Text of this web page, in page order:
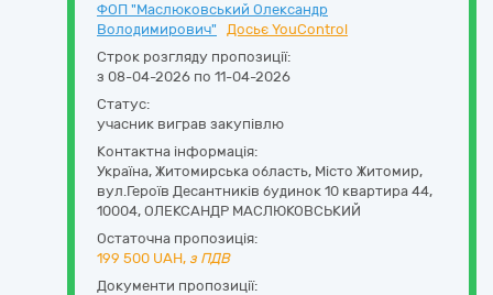
ФОП "Маслюковський Олександр
Володимирович"
Досьє YouControl
Строк розгляду пропозиції:
з 08-04-2026 по 11-04-2026
Статус:
учасник виграв закупівлю
Контактна інформація:
Україна, Житомирська область, Місто Житомир,
вул.Героїв Десантників будинок 10 квартира 44,
10004, ОЛЕКСАНДР МАСЛЮКОВСЬКИЙ
Остаточна пропозиція:
199 500 UAH, з ПДВ
Документи пропозиції: